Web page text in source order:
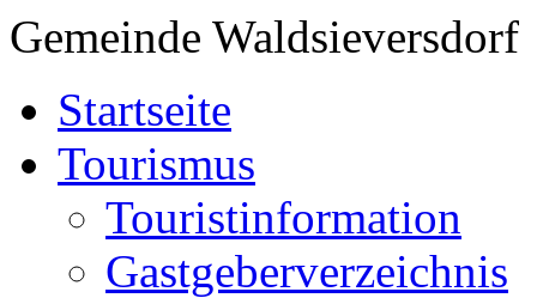
Gemeinde Waldsieversdorf
Startseite
Tourismus
Touristinformation
Gastgeberverzeichnis